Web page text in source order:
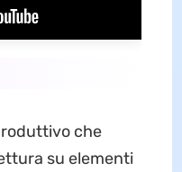
che
su elementi